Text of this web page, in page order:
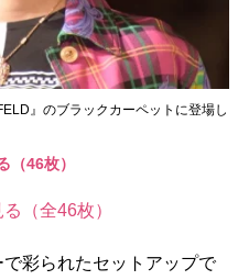
』のブラックカーペットに登場し
（46枚）
（全46枚）
彩られたセットアップで